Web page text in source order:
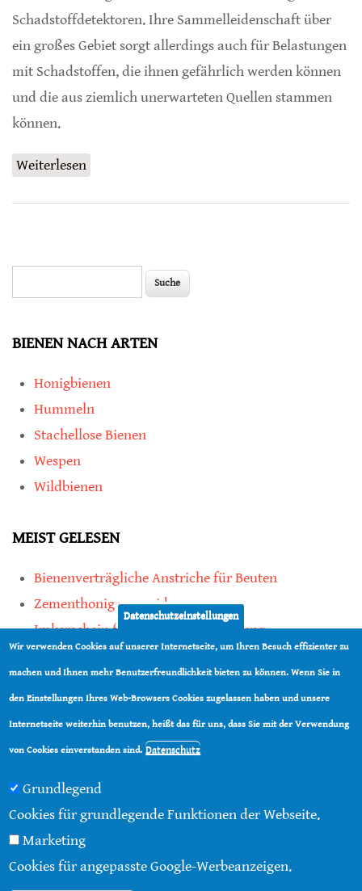
Schadstoffdetektoren. Ihre Sammelleidenschaft über
ein großes Gebiet sorgt allerdings auch für Belastungen
mit Schadstoffen, die ihnen gefährlich werden können
und die aus ziemlich unerwarteten Quellen stammen
können.
Weiterlesen
BIENEN NACH ARTEN
Honigbienen
Hummeln
Stachellose Bienen
Wespen
Wildbienen
MEIST GELESEN
Bienenverträgliche Anstriche für Beuten
Zementhonig vermeiden
Imkerschein für Honigbienen-Haltung
Kauf von Mittelwänden ist Vertrauenssache
teilen
© 2016 - 2026 | Über diese Seite Impressum
Datenschutzeinstellungen
Wir verwenden Cookies auf unserer Internetseite, um Ihren Besuch effizienter zu
machen und Ihnen mehr Benutzerfreundlichkeit bieten zu können. Wenn Sie in
den Einstellungen Ihres Web-Browsers Cookies zugelassen haben und unsere
Internetseite weiterhin benutzen, heißt das für uns, dass Sie mit der Verwendung
von Cookies einverstanden sind. Datenschutz
Grundlegend
Cookies für grundlegende Funktionen der Webseite.
Marketing
Cookies für angepasste Google-Werbeanzeigen.